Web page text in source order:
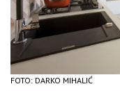
FOTO: DARKO MIHALIĆ